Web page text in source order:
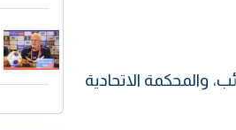
والمحكمة الاتحادية